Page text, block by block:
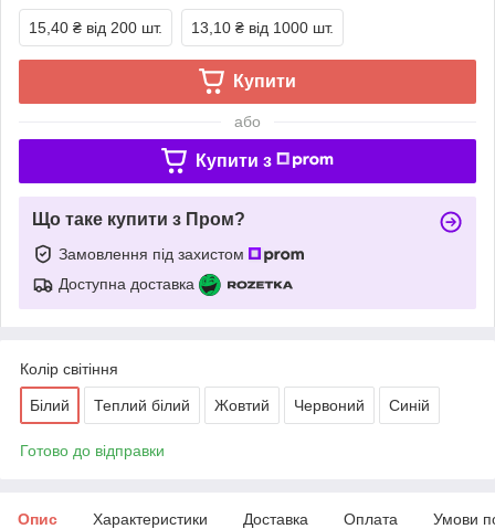
15,40 ₴ від 200 шт. 13,10 ₴ від 1000 шт.
Купити
або
Купити з
Що таке купити з Пром?
Замовлення під захистом
Доступна доставка
Колір світіння
Білий Теплий білий Жовтий Червоний Синій
Готово до відправки
Опис Характеристики Доставка Оплата Умови